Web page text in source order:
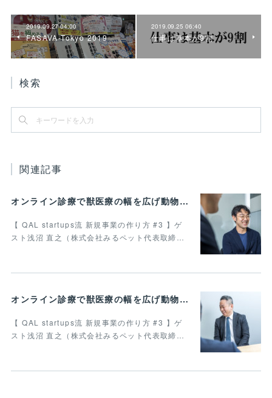
2019.09.27 04:00
FASAVA-Tokyo 2019
2019.09.25 06:40
仕事は基本が9割
検索
関連記事
オンライン診療で獣医療の幅を広げ動物病院の業務効率化を叶えたい 最終回
【 QAL startups流 新規事業の作り方 #3 】ゲ
スト浅沼 直之（株式会社みるペット代表取締…
オンライン診療で獣医療の幅を広げ動物病院の業務効率化を叶えたい Vol.4
【 QAL startups流 新規事業の作り方 #3 】ゲ
スト浅沼 直之（株式会社みるペット代表取締…